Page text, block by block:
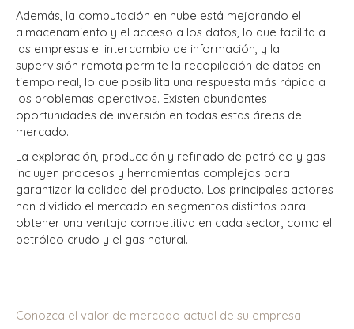
Además, la computación en nube está mejorando el
almacenamiento y el acceso a los datos, lo que facilita a
las empresas el intercambio de información, y la
supervisión remota permite la recopilación de datos en
tiempo real, lo que posibilita una respuesta más rápida a
los problemas operativos. Existen abundantes
oportunidades de inversión en todas estas áreas del
mercado.
La exploración, producción y refinado de petróleo y gas
incluyen procesos y herramientas complejos para
garantizar la calidad del producto. Los principales actores
han dividido el mercado en segmentos distintos para
obtener una ventaja competitiva en cada sector, como el
petróleo crudo y el gas natural.
Conozca el valor de mercado actual de su empresa